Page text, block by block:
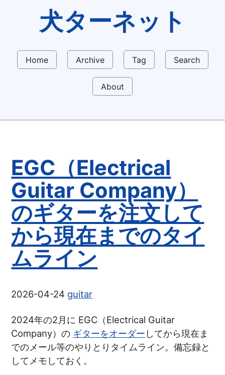
犬ターネット
Home Archive Tag Search
About
EGC（Electrical
Guitar Company）
のギターを注文して
から現在までのタイ
ムライン
2026-04-24 guitar
2024年の2月に EGC（Electrical Guitar
Company）の ギターをオーダー してから現在ま
でのメール等のやりとりタイムライン。備忘録と
してメモしておく。